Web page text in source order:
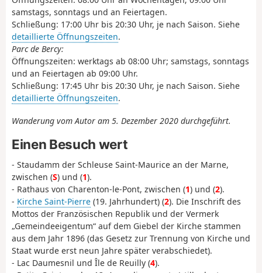
samstags, sonntags und an Feiertagen.
Schließung: 17:00 Uhr bis 20:30 Uhr, je nach Saison. Siehe
detaillierte Öffnungszeiten.
Parc de Bercy:
Öffnungszeiten: werktags ab 08:00 Uhr; samstags, sonntags
und an Feiertagen ab 09:00 Uhr.
Schließung: 17:45 Uhr bis 20:30 Uhr, je nach Saison. Siehe
detaillierte Öffnungszeiten.
Wanderung vom Autor am 5. Dezember 2020 durchgeführt.
Einen Besuch wert
- Staudamm der Schleuse Saint-Maurice an der Marne,
zwischen (S) und (1).
- Rathaus von Charenton-le-Pont, zwischen (1) und (2).
- Kirche Saint-Pierre (19. Jahrhundert) (2). Die Inschrift des
Mottos der Französischen Republik und der Vermerk
„Gemeindeeigentum“ auf dem Giebel der Kirche stammen
aus dem Jahr 1896 (das Gesetz zur Trennung von Kirche und
Staat wurde erst neun Jahre später verabschiedet).
- Lac Daumesnil und Île de Reuilly (4).